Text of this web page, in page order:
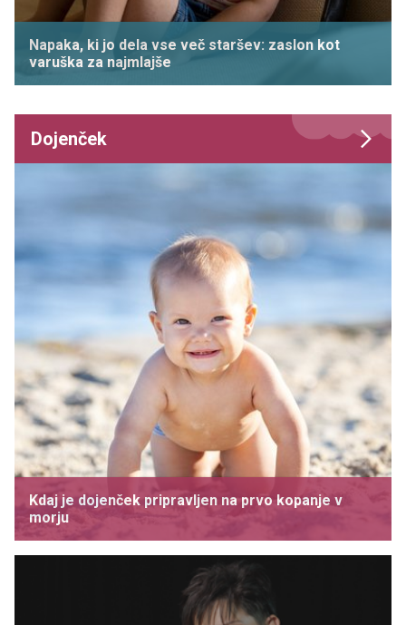
Napaka, ki jo dela vse več staršev: zaslon kot
varuška za najmlajše
Dojenček
Kdaj je dojenček pripravljen na prvo kopanje v
morju